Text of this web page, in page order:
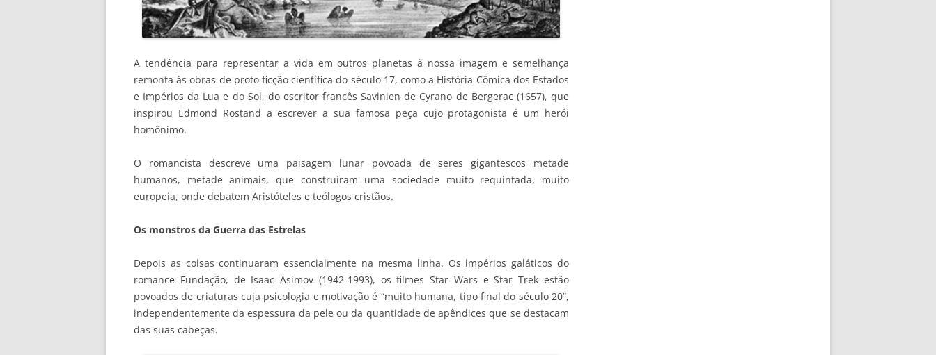
A tendência para representar a vida em outros planetas à nossa imagem e semelhança
remonta às obras de proto ficção científica do século 17, como a História Cômica dos Estados
e Impérios da Lua e do Sol, do escritor francês Savinien de Cyrano de Bergerac (1657), que
inspirou Edmond Rostand a escrever a sua famosa peça cujo protagonista é um herói
homônimo.
O romancista descreve uma paisagem lunar povoada de seres gigantescos metade
humanos, metade animais, que construíram uma sociedade muito requintada, muito
europeia, onde debatem Aristóteles e teólogos cristãos.
Os monstros da Guerra das Estrelas
Depois as coisas continuaram essencialmente na mesma linha. Os impérios galáticos do
romance Fundação, de Isaac Asimov (1942-1993), os filmes Star Wars e Star Trek estão
povoados de criaturas cuja psicologia e motivação é “muito humana, tipo final do século 20”,
independentemente da espessura da pele ou da quantidade de apêndices que se destacam
das suas cabeças.